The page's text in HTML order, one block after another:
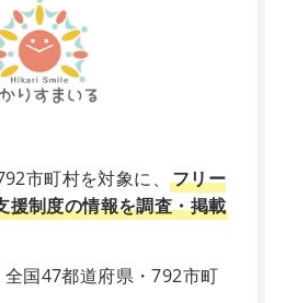
市町村を対象に、 フリー
援制度の情報を調査・掲載
国47都道府県・792市町